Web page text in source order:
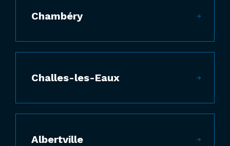
Chambéry
Challes-les-Eaux
Albertville